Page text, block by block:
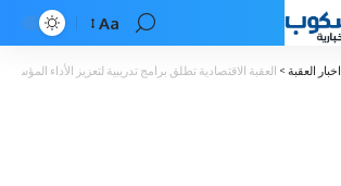
Font
Resizer
Aa
اخبار العقبة > العقبة الاقتصادية تطلق برامج تدريبية لتعزيز الأداء